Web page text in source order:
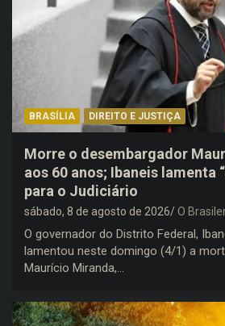
BRASÍLIA DIREITO E JUSTIÇA
Morre o desembargador
aos 60 anos; Ibaneis lamenta
para o Judiciário
sábado, 8 de agosto de 2026 O
O governador do Distrito Federal,
lamentou neste domingo (4/1) a
Maurício Miranda,…